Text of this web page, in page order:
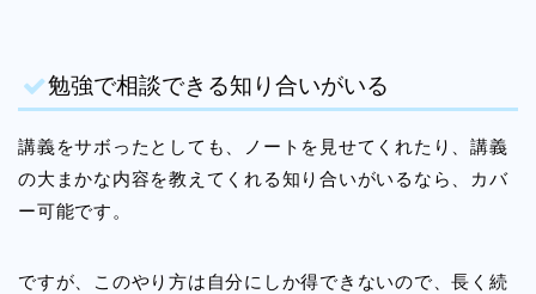
勉強で相談できる知り合いがいる
講義をサボったとしても、ノートを見せてくれたり、講義
の大まかな内容を教えてくれる知り合いがいるなら、カバ
ー可能です。
ですが、このやり方は自分にしか得できないので、長く続